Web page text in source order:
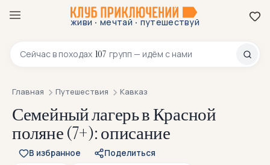
живи · мечтай · путешествуй
Сейчас в походах 107 групп — идём с нами
8 800 200-70-23
Главная Путешествия Кавказ
Семейный лагерь в Красной
поляне (7+): описание
В избранное
Поделиться